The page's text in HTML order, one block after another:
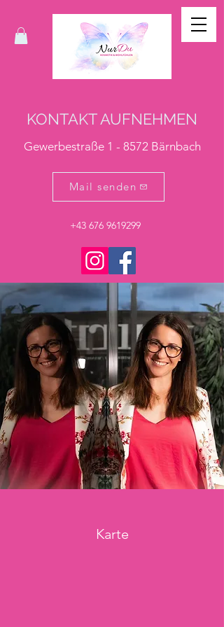
KONTAKT AUFNEHMEN
Gewerbestraße 1 - 8572 Bärnbach
Mail senden
+43 676 9619299
Karte